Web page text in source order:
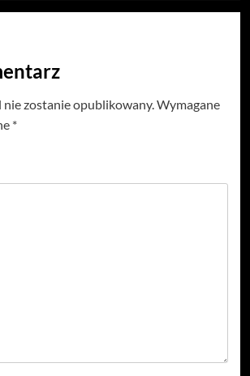
nie zostanie opublikowany.Wymagane
*